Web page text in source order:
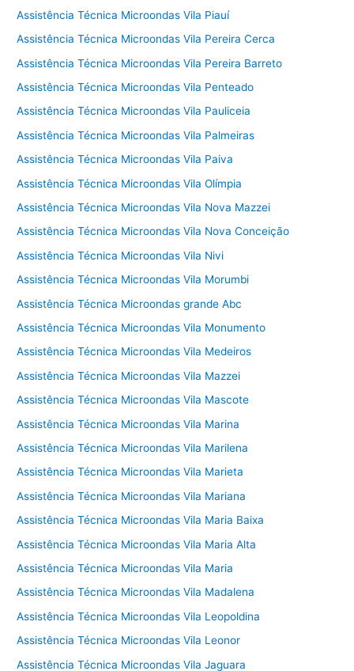
Assistência Técnica Microondas Vila Piauí
Assistência Técnica Microondas Vila Pereira Cerca
Assistência Técnica Microondas Vila Pereira Barreto
Assistência Técnica Microondas Vila Penteado
Assistência Técnica Microondas Vila Pauliceia
Assistência Técnica Microondas Vila Palmeiras
Assistência Técnica Microondas Vila Paiva
Assistência Técnica Microondas Vila Olímpia
Assistência Técnica Microondas Vila Nova Mazzei
Assistência Técnica Microondas Vila Nova Conceição
Assistência Técnica Microondas Vila Nivi
Assistência Técnica Microondas Vila Morumbi
Assistência Técnica Microondas grande Abc
Assistência Técnica Microondas Vila Monumento
Assistência Técnica Microondas Vila Medeiros
Assistência Técnica Microondas Vila Mazzei
Assistência Técnica Microondas Vila Mascote
Assistência Técnica Microondas Vila Marina
Assistência Técnica Microondas Vila Marilena
Assistência Técnica Microondas Vila Marieta
Assistência Técnica Microondas Vila Mariana
Assistência Técnica Microondas Vila Maria Baixa
Assistência Técnica Microondas Vila Maria Alta
Assistência Técnica Microondas Vila Maria
Assistência Técnica Microondas Vila Madalena
Assistência Técnica Microondas Vila Leopoldina
Assistência Técnica Microondas Vila Leonor
Assistência Técnica Microondas Vila Jaguara